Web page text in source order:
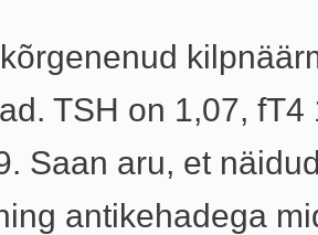
TSH on 1,07, fT4
Saan aru, et
antikehadega